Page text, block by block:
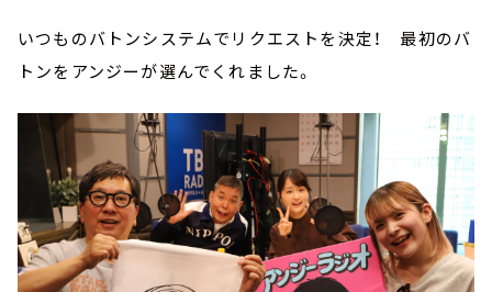
いつものバトンシステムでリクエストを決定！ 最初のバ
トンをアンジーが選んでくれました。